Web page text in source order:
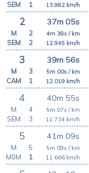
13.982 km/h
SEM
1
2 37m 05s
4m 38s / km
12.945 km/h
M
2
SEM
2
3 39m 56s
5m 00s / km
12.019 km/h
M
3
CAM
1
4 40m 55s
5m 07s / km
11.734 km/h
M
4
SEM
3
5 41m 09s
5m 09s / km
11.666 km/h
M
5
M0M
1